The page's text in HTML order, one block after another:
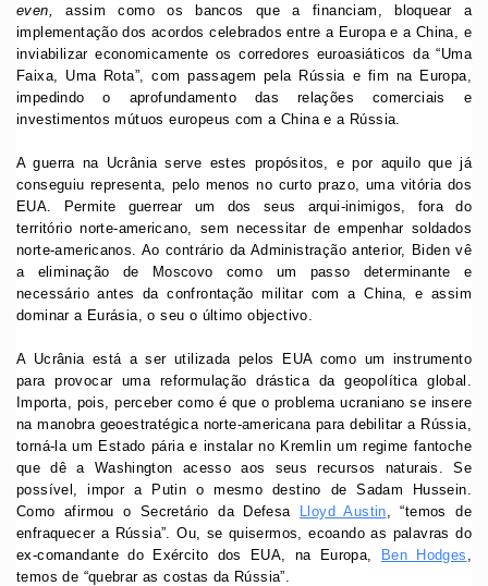
even,
assim como os bancos que a financiam, bloquear a
implementação dos acordos celebrados entre a Europa e a China, e
inviabilizar economicamente os corredores euroasiáticos da “Uma
Faixa, Uma Rota”, com passagem pela Rússia e fim na Europa,
impedindo o aprofundamento das relações comerciais e
investimentos mútuos europeus com a China e a Rússia.
A guerra na Ucrânia serve estes propósitos, e por aquilo que já
conseguiu representa, pelo menos no curto prazo, uma vitória dos
EUA. Permite guerrear um dos seus arqui-inimigos, fora do
território norte-americano, sem necessitar de empenhar soldados
norte-americanos. Ao contrário da Administração anterior, Biden vê
a eliminação de Moscovo como um passo determinante e
necessário antes da confrontação militar com a China, e assim
dominar a Eurásia, o seu o último objectivo.
A Ucrânia está a ser utilizada pelos EUA como um instrumento
para provocar uma reformulação drástica da geopolítica global.
Importa, pois, perceber como é que o problema ucraniano se insere
na manobra geoestratégica norte-americana para debilitar a Rússia,
torná-la um Estado pária e instalar no Kremlin um regime fantoche
que dê a Washington acesso aos seus recursos naturais. Se
possível, impor a Putin o mesmo destino de Sadam Hussein.
Como afirmou o Secretário da Defesa Lloyd Austin , “temos de
enfraquecer a Rússia”. Ou, se quisermos, ecoando as palavras do
ex-comandante do Exército dos EUA, na Europa, Ben Hodges
temos de “quebrar as costas da Rússia”.